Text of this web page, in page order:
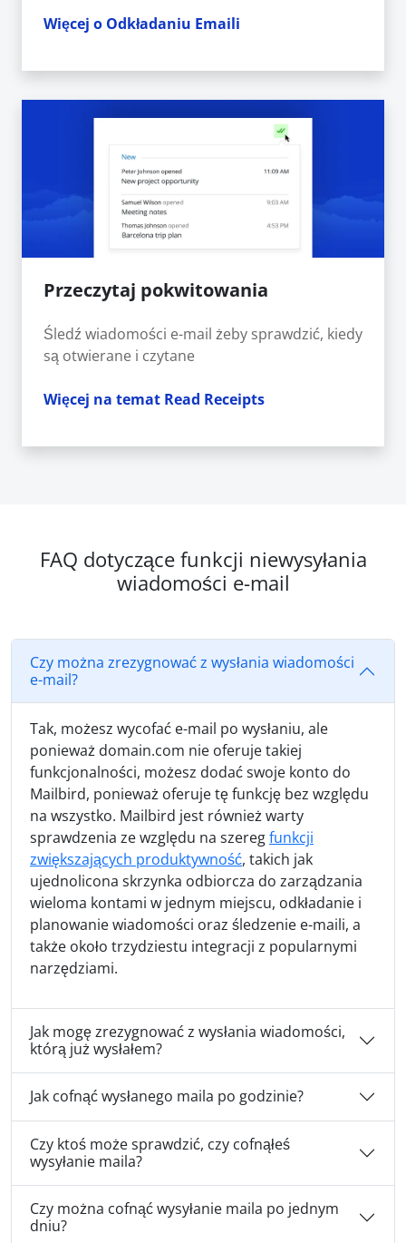
Więcej o Odkładaniu Emaili
Przeczytaj pokwitowania
Śledź wiadomości e-mail żeby sprawdzić, kiedy
są otwierane i czytane
Więcej na temat Read Receipts
FAQ dotyczące funkcji niewysyłania
wiadomości e-mail
Czy można zrezygnować z wysłania wiadomości
e-mail?
Tak, możesz wycofać e-mail po wysłaniu, ale
ponieważ domain.com nie oferuje takiej
funkcjonalności, możesz dodać swoje konto do
Mailbird, ponieważ oferuje tę funkcję bez względu
na wszystko. Mailbird jest również warty
sprawdzenia ze względu na szeregfunkcji
zwiększających produktywność, takich jak
ujednolicona skrzynka odbiorcza do zarządzania
wieloma kontami w jednym miejscu, odkładanie i
planowanie wiadomości oraz śledzenie e-maili, a
także około trzydziestu integracji z popularnymi
narzędziami.
Jak mogę zrezygnować z wysłania wiadomości,
którą już wysłałem?
Jak cofnąć wysłanego maila po godzinie?
Czy ktoś może sprawdzić, czy cofnąłeś
wysyłanie maila?
Czy można cofnąć wysyłanie maila po jednym
dniu?